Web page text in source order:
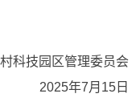
科技园区管理委员会
2025年7月15日